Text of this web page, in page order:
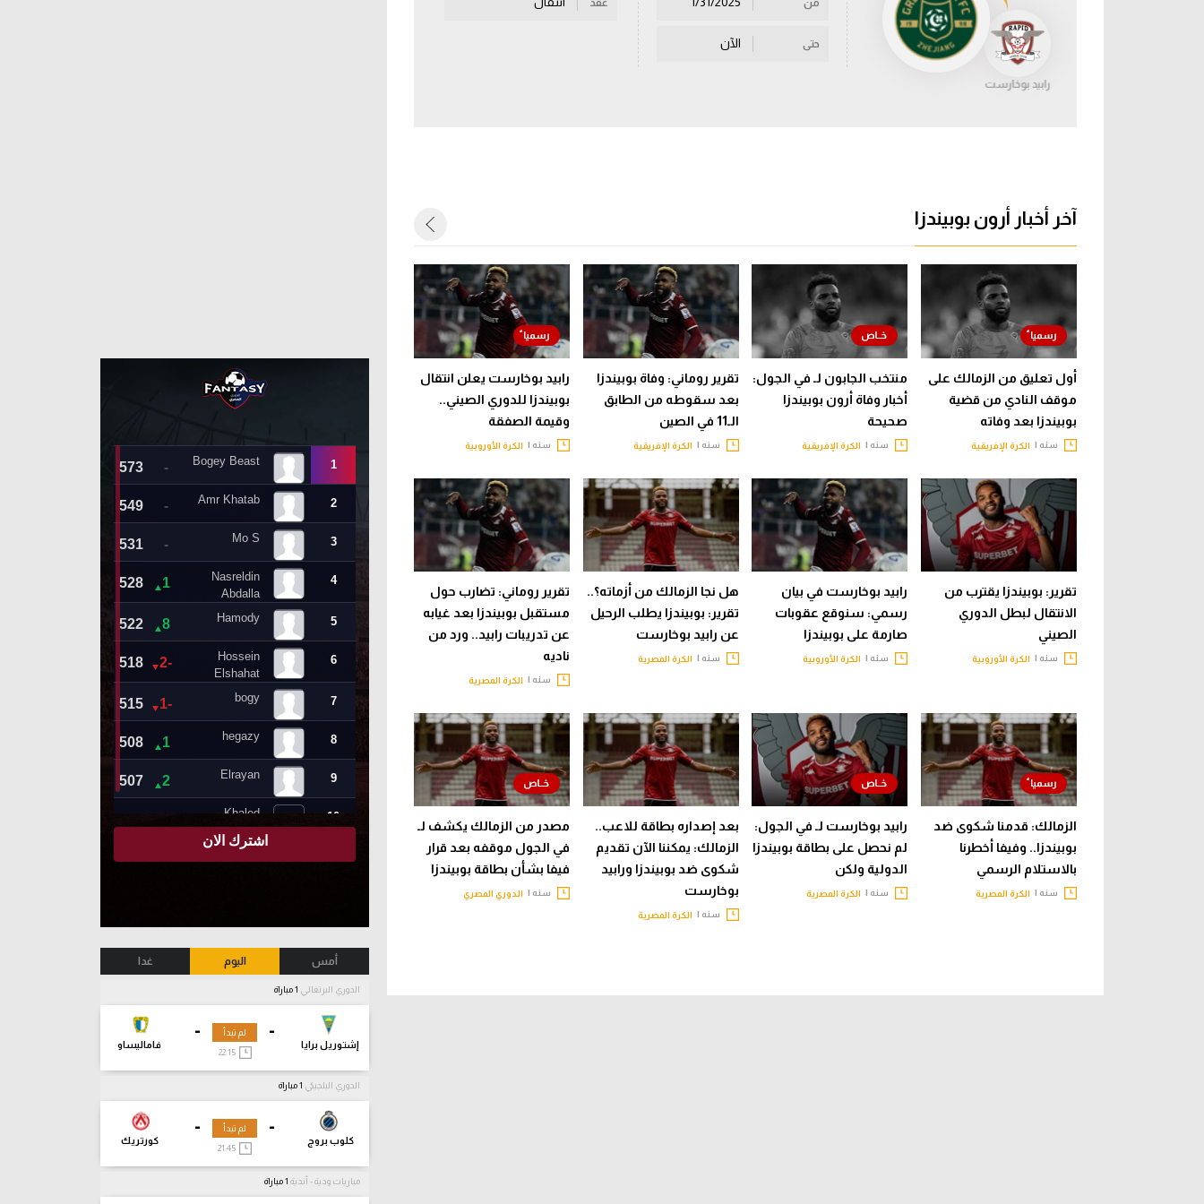
رابيد بوخارست
من
حتى الآن
عقد
آخر أخبار أرون بوبيندزا
أول تعليق من الزمالك على
موقف النادي من قضية
بوبيندزا بعد وفاته
سنه | الكرة الإفريقية
منتخب الجابون لـ في الجول:
أخبار وفاة أرون بوبيندزا
صحيحة
سنه | الكرة الإفريقية
تقرير روماني: وفاة بوبيندزا
بعد سقوطه من الطابق
الـ11 في الصين
سنه | الكرة الإفريقية
رابيد بوخارست يعلن انتقال
بوبيندزا للدوري الصيني..
وقيمة الصفقة
سنه | الكرة الأوروبية
تقرير: بوبيندزا يقترب من
الانتقال لبطل الدوري
الصيني
سنه | الكرة الأوروبية
رابيد بوخارست في بيان
رسمي: سنوقع عقوبات
صارمة على بوبيندزا
سنه | الكرة الأوروبية
هل نجا الزمالك من أزماته؟..
تقرير: بوبيندزا يطلب الرحيل
عن رابيد بوخارست
سنه | الكرة المصرية
تقرير روماني: تضارب حول
مستقبل بوبيندزا بعد غيابه
عن تدريبات رابيد.. ورد من
ناديه
سنه | الكرة المصرية
الزمالك: قدمنا شكوى ضد
بوبيندزا.. وفيفا أخطرنا
بالاستلام الرسمي
سنه | الكرة المصرية
رابيد بوخارست لـ في الجول:
لم نحصل على بطاقة بوبيندزا
الدولية ولكن
سنه | الكرة المصرية
بعد إصداره بطاقة للاعب..
الزمالك: يمكننا الآن تقديم
شكوى ضد بوبيندزا ورابيد
بوخارست
سنه | الكرة المصرية
مصدر من الزمالك يكشف لـ
في الجول موقفه بعد قرار
فيفا بشأن بطاقة بوبيندزا
سنه | الدوري المصري
أمس اليوم غدا
الدوري البرتغالي
-
إشتوريل برايا
-
فاماليساو
لم تبدأ
22:15
الدوري البلجيكي
-
كلوب بروج
-
كورتريك
لم تبدأ
مباريات ودية - أندية